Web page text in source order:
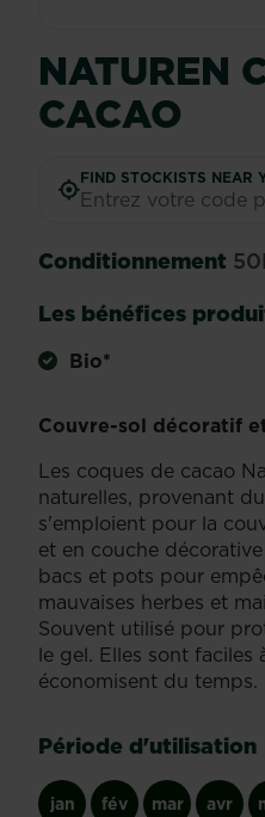
NATUREN
CACAO
FIND STOCKISTS NEAR
Conditionnement
Les bénéfices
Bio*
Couvre-sol décoratif
Les coques de cacao
naturelles, provenant
s'emploient pour la
et en couche
bacs et pots pour
mauvaises herbes et
Souvent utilisé pour
le gel. Elles sont faciles
économisent du temps.
Période d'utilisation
jan fév mar avr